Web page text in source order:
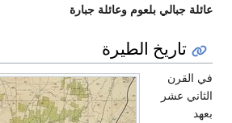
عائلة جبالي بلعوم وعائلة جبارة
تاريخ الطيرة
في القرن
الثاني عشر
بعهد